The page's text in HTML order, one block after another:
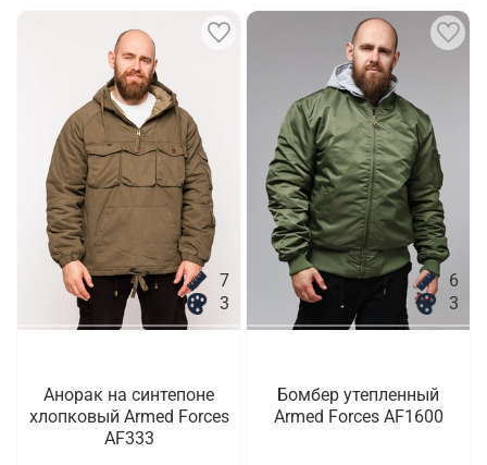
7
3
Анорак на синтепоне
хлопковый Armed Forces
AF333
6
3
Бомбер утепленный
Armed Forces AF1600